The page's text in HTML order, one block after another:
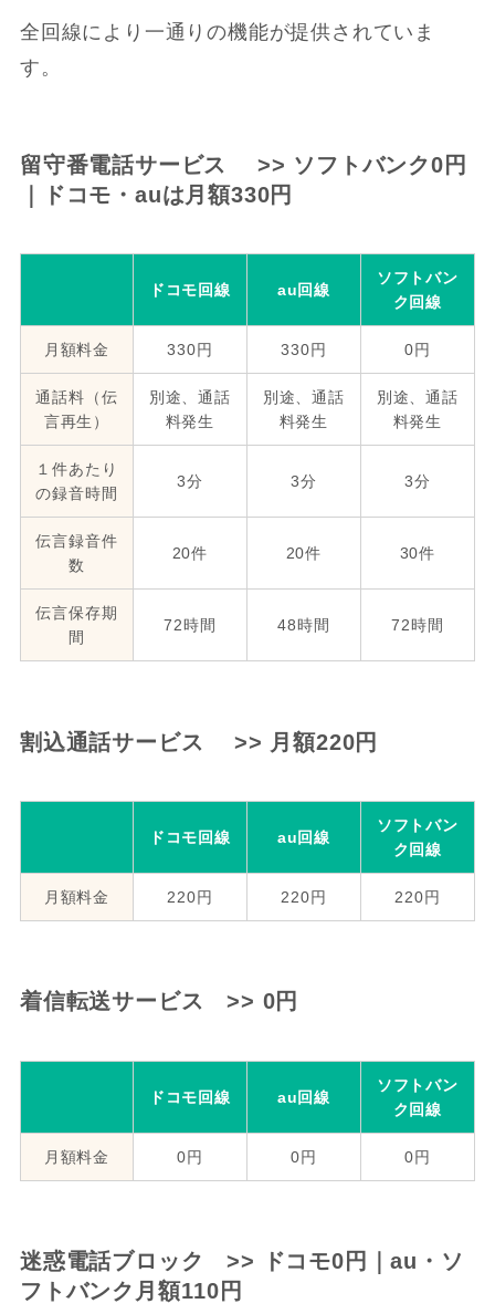
全回線により一通りの機能が提供されていま
す。
留守番電話サービス >> ソフトバンク0円
｜ドコモ・auは月額330円
ドコモ回線 au回線
ソフトバン
ク回線
月額料金 330円 330円 0円
通話料（伝
言再生）
別途、通話
料発生
別途、通話
料発生
別途、通話
料発生
１件あたり
の録音時間
3分 3分 3分
伝言録音件
数
20件 20件 30件
伝言保存期
間
72時間 48時間 72時間
割込通話サービス >> 月額220円
ドコモ回線 au回線
ソフトバン
ク回線
月額料金 220円 220円 220円
着信転送サービス >> 0円
ドコモ回線 au回線
ソフトバン
ク回線
月額料金 0円 0円 0円
迷惑電話ブロック >> ドコモ0円｜au・ソ
フトバンク月額110円